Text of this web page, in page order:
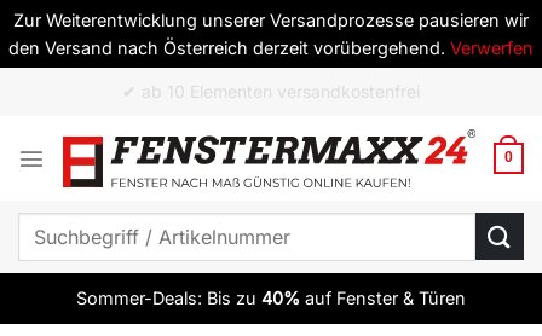
Zur Weiterentwicklung unserer Versandprozesse pausieren wir
den Versand nach Österreich derzeit vorübergehend. Verwerfen
springen
✔ Top Qualität zum besten Preis
0
Suchen
Sommer-Deals: Bis zu 40% auf Fenster & Türen